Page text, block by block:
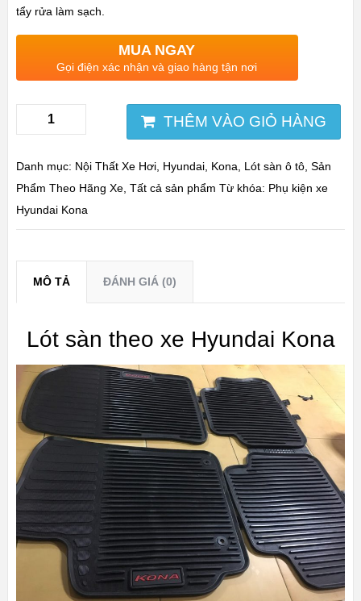
tẩy rửa làm sạch.
MUA NGAY
Gọi điện xác nhận và giao hàng tận nơi
THÊM VÀO GIỎ HÀNG
Danh mục: Nội Thất Xe Hơi, Hyundai, Kona Lót sàn ô tô, Sản
Phẩm Theo Hãng Xe, Tất cả sản phẩm Từ khóa: Phụ kiện xe
Hyundai Kona
MÔ TẢ ĐÁNH GIÁ (0)
Lót sàn theo xe Hyundai Kona